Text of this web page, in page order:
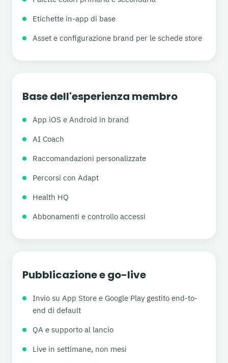
Etichette in-app di base
Asset e configurazione brand per le schede store
Base dell'esperienza membro
App iOS e Android in brand
AI Coach
Raccomandazioni personalizzate
Percorsi con Adapt
Health HQ
Abbonamenti e controllo accessi
Pubblicazione e go-live
Invio su App Store e Google Play gestito end-to-
end di default
QA e supporto al lancio
Live in settimane, non mesi